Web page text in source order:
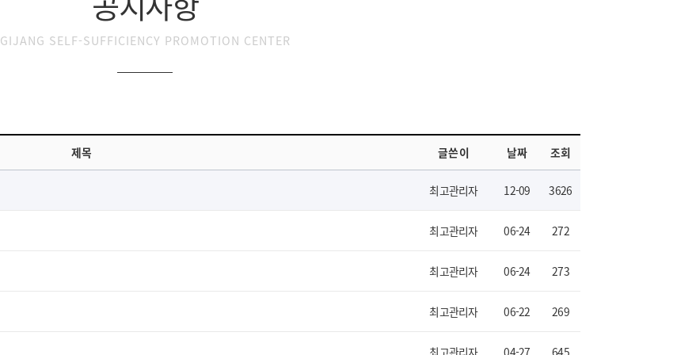
GIJANG SELF-SUFFICIENCY PROMOTION CENTER
제목 글쓴이 날짜 조회
최고관리자 12-09 3626
최고관리자 06-24 272
최고관리자 06-24 273
최고관리자 06-22 269
최고관리자 04-27 645